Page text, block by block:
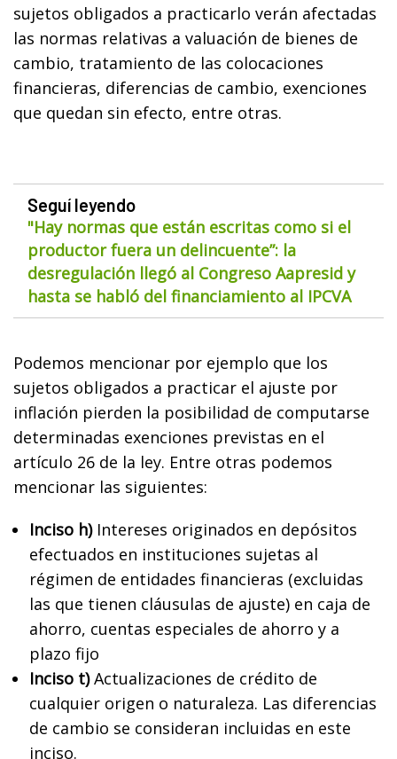
sujetos obligados a practicarlo verán afectadas
las normas relativas a valuación de bienes de
cambio, tratamiento de las colocaciones
financieras, diferencias de cambio, exenciones
que quedan sin efecto, entre otras.
Seguí leyendo
"Hay normas que están escritas como si el
productor fuera un delincuente”: la
desregulación llegó al Congreso Aapresid y
hasta se habló del financiamiento al IPCVA
Podemos mencionar por ejemplo que los
sujetos obligados a practicar el ajuste por
inflación pierden la posibilidad de computarse
determinadas exenciones previstas en el
artículo 26 de la ley. Entre otras podemos
mencionar las siguientes:
Inciso h)Intereses originados en depósitos
efectuados en instituciones sujetas al
régimen de entidades financieras (excluidas
las que tienen cláusulas de ajuste) en caja de
ahorro, cuentas especiales de ahorro y a
plazo fijo
Inciso t)Actualizaciones de crédito de
cualquier origen o naturaleza. Las diferencias
de cambio se consideran incluidas en este
inciso.